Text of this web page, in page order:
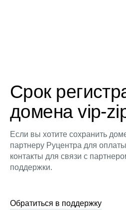
Срок
домена vip-
Если вы хотите сохранить
партнеру Руцентра для
контакты для связи с
поддержки.
Обратиться в поддержку